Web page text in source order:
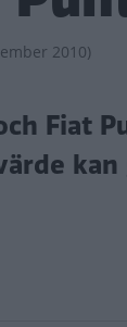
2010)
Fiat